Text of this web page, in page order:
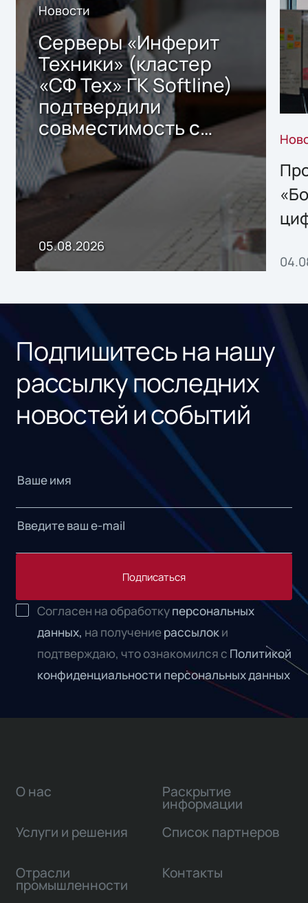
Новости
Серверы «Инферит
Техники» (кластер
«СФ Тех» ГК Softline)
подтвердили
совместимость с
решением Sharx
Storage 2.x для
хранения данных
05.08.2026
Подпишитесь на нашу
рассылку последних
новостей и событий
Подписаться
Согласен на обработкуперсональных
данных, на получениерассылоки
подтверждаю, что ознакомился с Политикой
конфиденциальности персональных данных
О нас
Услуги и решения
Отрасли
промышленности
Раскрытие
информации
Список партнеров
Контакты